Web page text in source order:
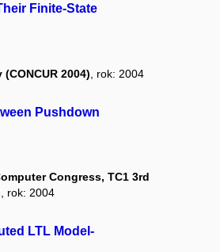
Finite-State
2004) , rok: 2004
Pushdown
Congress, TC1 3rd
, rok: 2004
LTL Model-